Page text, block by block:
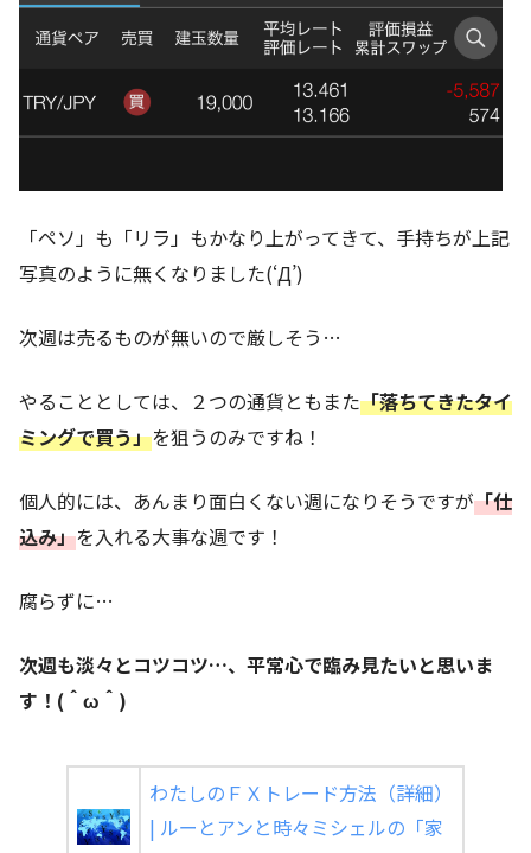
「ペソ」も「リラ」もかなり上がってきて、手持ちが上記
写真のように無くなりました(‘Д’)
次週は売るものが無いので厳しそう…
やることとしては、２つの通貨ともまた「落ちてきたタイ
ミングで買う」を狙うのみですね！
個人的には、あんまり面白くない週になりそうですが「仕
込み」を入れる大事な週です！
腐らずに…
次週も淡々とコツコツ…、平常心で臨み見たいと思いま
す！(＾ω＾)
わたしのＦＸトレード方法（詳細）
| ルーとアンと時々ミシェルの「家